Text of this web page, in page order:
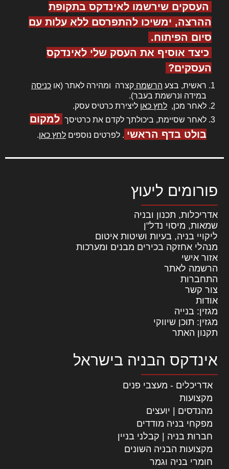
העסקים שירשמו לאינדקס בתקופת
ההרצה, ימשיכו להתפרסם ללא עלות עם
סיום הפיתוח.
כיצד אוסיף את העסק שלי לאינדקס
העסקים?
ראשית, בצע הרשמה קצרה ומהירה לאתר (או כניסה
במידה ונרשמת בעבר).
לאחר מכן, לחץ כאן ליצירת כרטיס עסק.
לאחר שסיימת, ביכולתך לקדם את כרטיסך למקום
בולט בדף הראשי . לפרטים נוספים לחץ כאן.
פורומים ליעוץ
אדריכלות, תכנון ובניה
שמאות, מיסוי נדל"ן
ליקויי בניה, בעיות ושיטות איטום
מנהלי אחזקה בכירים מבנים ומערכות
אזור אישי
הרשמה לאתר
התחברות
צור קשר
אודות
מגזין: בנייה
מגזין: תוכן שיווקי
תקנון האתר
אינדקס הבניה בישראל
אדריכלים - מעצבי פנים
מקצועות
מהנדסים | יועצים
מפקחי בניה מודדים
חברות בניה | קבלני בניין
מקצועות הבניה השונים
חומרי בניה וגמר